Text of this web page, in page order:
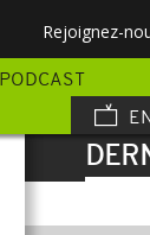
Rejoignez-
PODCAST